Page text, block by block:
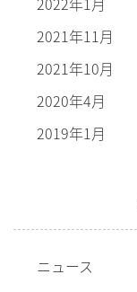
2021年11月
2021年10月
2020年4月
2019年1月
ニュース